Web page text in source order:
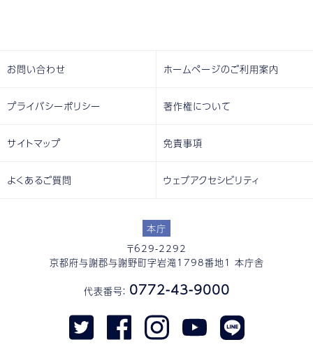
本庁
〒629-2292
京都府与謝郡与謝野町字岩滝1798番地1 本庁舎
代表番号： 0772-43-9000
お問い合わせ ホームページのご利用案内
プライバシーポリシー 著作権について
サイトマップ 免責事項
よくあるご質問 ウェブアクセシビリティ